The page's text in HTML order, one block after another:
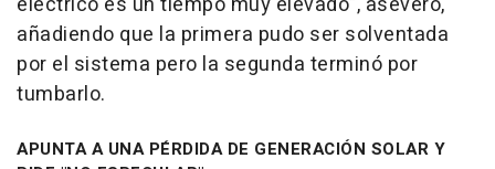
añadiendo que la primera pudo ser solventada
por el sistema pero la segunda terminó por
tumbarlo.
APUNTA A UNA PÉRDIDA DE GENERACIÓN SOLAR Y